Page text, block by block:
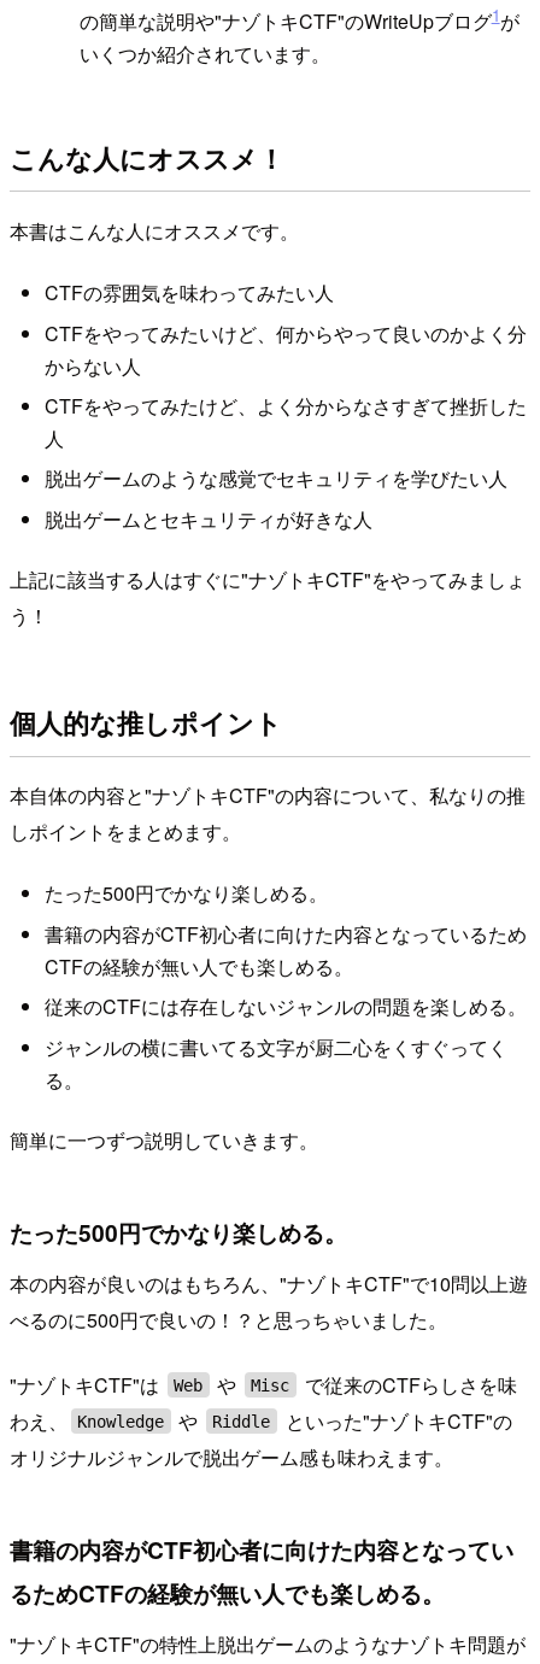
の簡単な説明や"ナゾトキCTF"のWriteUpブログ1が
いくつか紹介されています。
こんな人にオススメ！
本書はこんな人にオススメです。
CTFの雰囲気を味わってみたい人
CTFをやってみたいけど、何からやって良いのかよく分
からない人
CTFをやってみたけど、よく分からなさすぎて挫折した
人
脱出ゲームのような感覚でセキュリティを学びたい人
脱出ゲームとセキュリティが好きな人
上記に該当する人はすぐに"ナゾトキCTF"をやってみましょ
う！
個人的な推しポイント
本自体の内容と"ナゾトキCTF"の内容について、私なりの推
しポイントをまとめます。
たった500円でかなり楽しめる。
書籍の内容がCTF初心者に向けた内容となっているため
CTFの経験が無い人でも楽しめる。
従来のCTFには存在しないジャンルの問題を楽しめる。
ジャンルの横に書いてる文字が厨二心をくすぐってく
る。
簡単に一つずつ説明していきます。
たった500円でかなり楽しめる。
本の内容が良いのはもちろん、"ナゾトキCTF"で10問以上遊
べるのに500円で良いの！？と思っちゃいました。
"ナゾトキCTF"は Web や Misc
で従来のCTFらしさを味
わえ、
Knowledge や Riddle
といった"ナゾトキCTF"の
オリジナルジャンルで脱出ゲーム感も味わえます。
書籍の内容がCTF初心者に向けた内容となってい
るためCTFの経験が無い人でも楽しめる。
"ナゾトキCTF"の特性上脱出ゲームのようなナゾトキ問題が